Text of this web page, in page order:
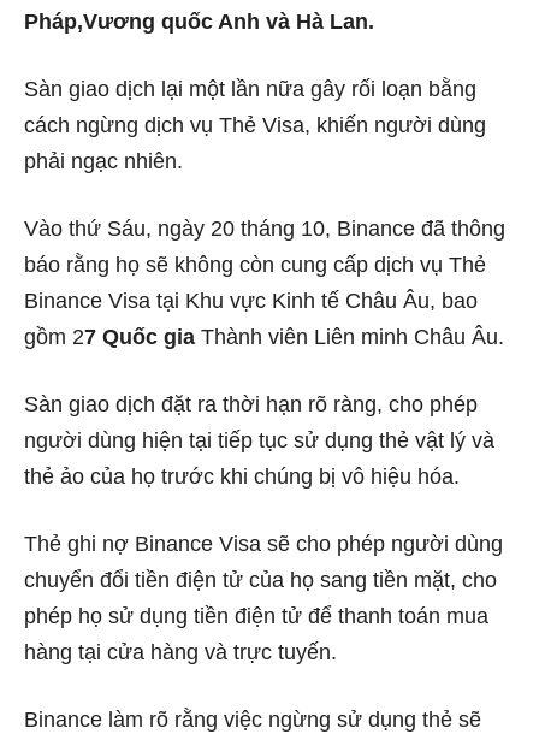
Pháp,Vương quốc Anh và Hà Lan.
Sàn giao dịch lại một lần nữa gây rối loạn bằng
cách ngừng dịch vụ Thẻ Visa, khiến người dùng
phải ngạc nhiên.
Vào thứ Sáu, ngày 20 tháng 10, Binance đã thông
báo rằng họ sẽ không còn cung cấp dịch vụ Thẻ
Binance Visa tại Khu vực Kinh tế Châu Âu, bao
gồm 27 Quốc gia Thành viên Liên minh Châu Âu.
Sàn giao dịch đặt ra thời hạn rõ ràng, cho phép
người dùng hiện tại tiếp tục sử dụng thẻ vật lý và
thẻ ảo của họ trước khi chúng bị vô hiệu hóa.
Thẻ ghi nợ Binance Visa sẽ cho phép người dùng
chuyển đổi tiền điện tử của họ sang tiền mặt, cho
phép họ sử dụng tiền điện tử để thanh toán mua
hàng tại cửa hàng và trực tuyến.
Binance làm rõ rằng việc ngừng sử dụng thẻ sẽ